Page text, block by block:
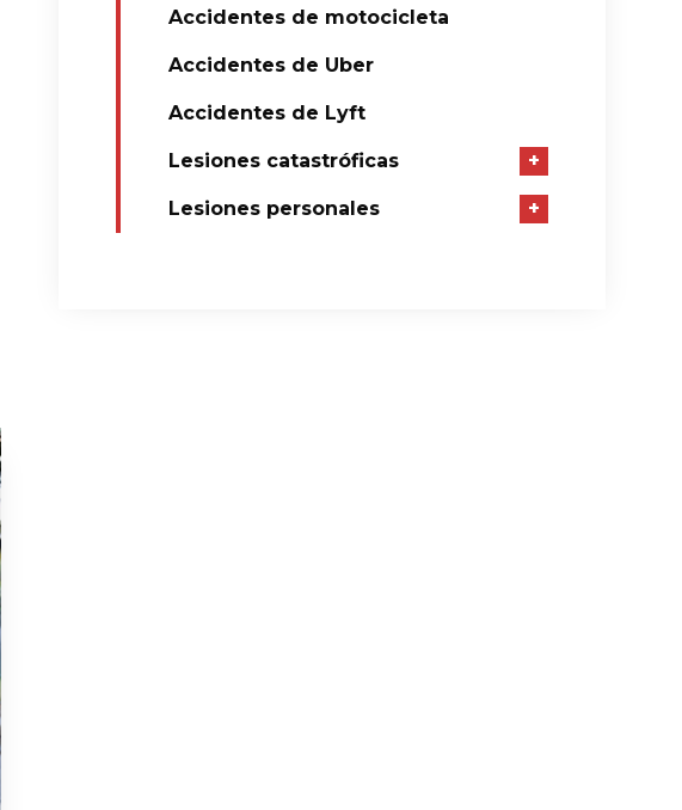
Accidentes de motocicleta
Accidentes de Uber
Accidentes de Lyft
Lesiones catastróficas +
Lesiones personales +